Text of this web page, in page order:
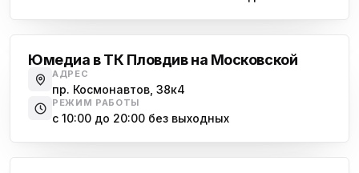
Юмедиа в ТК Пловдив на Московской
АДРЕС
пр. Космонавтов, 38к4
РЕЖИМ РАБОТЫ
с 10:00 до 20:00 без выходных